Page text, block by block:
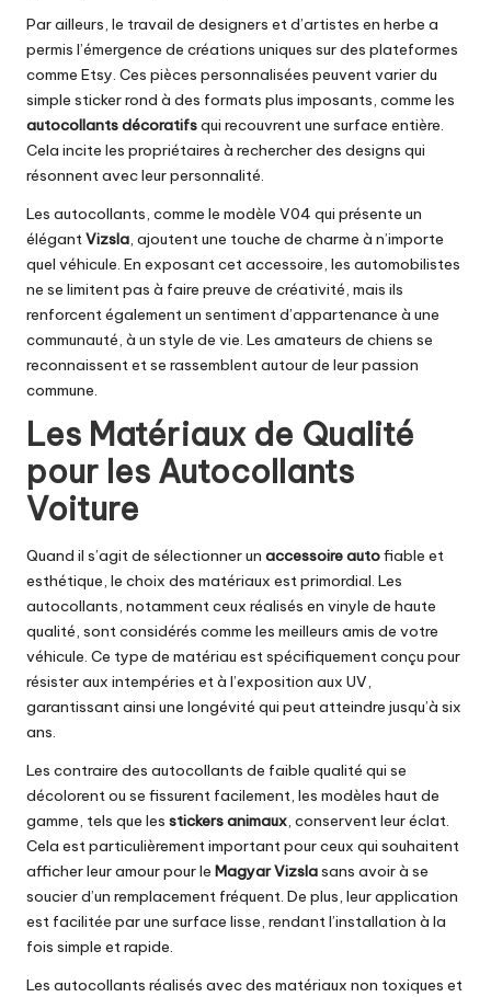
Par ailleurs, le travail de designers et d’artistes en herbe a
permis l’émergence de créations uniques sur des plateformes
comme Etsy. Ces pièces personnalisées peuvent varier du
simple sticker rond à des formats plus imposants, comme les
autocollants décoratifsqui recouvrent une surface entière.
Cela incite les propriétaires à rechercher des designs qui
résonnent avec leur personnalité.
Les autocollants, comme le modèle V04 qui présente un
élégantVizsla, ajoutent une touche de charme à n’importe
quel véhicule. En exposant cet accessoire, les automobilistes
ne se limitent pas à faire preuve de créativité, mais ils
renforcent également un sentiment d’appartenance à une
communauté, à un style de vie. Les amateurs de chiens se
reconnaissent et se rassemblent autour de leur passion
commune.
Les Matériaux de Qualité
pour les Autocollants
Voiture
Quand il s’agit de sélectionner un accessoire autofiable et
esthétique, le choix des matériaux est primordial. Les
autocollants, notamment ceux réalisés en vinyle de haute
qualité, sont considérés comme les meilleurs amis de votre
véhicule. Ce type de matériau est spécifiquement conçu pour
résister aux intempéries et à l’exposition aux UV,
garantissant ainsi une longévité qui peut atteindre jusqu’à six
ans.
Les contraire des autocollants de faible qualité qui se
décolorent ou se fissurent facilement, les modèles haut de
gamme, tels que les stickers animaux, conservent leur éclat.
Cela est particulièrement important pour ceux qui souhaitent
afficher leur amour pour le Magyar Vizslasans avoir à se
soucier d’un remplacement fréquent. De plus, leur application
est facilitée par une surface lisse, rendant l’installation à la
fois simple et rapide.
Les autocollants réalisés avec des matériaux non toxiques et